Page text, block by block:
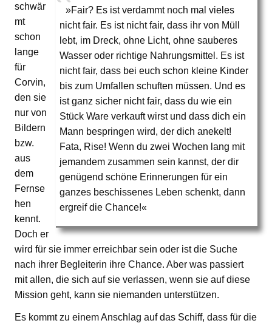
»Fair? Es ist verdammt noch mal vieles
nicht fair. Es ist nicht fair, dass ihr von Müll
lebt, im Dreck, ohne Licht, ohne sauberes
Wasser oder richtige Nahrungsmittel. Es ist
nicht fair, dass bei euch schon kleine Kinder
bis zum Umfallen schuften müssen. Und es
ist ganz sicher nicht fair, dass du wie ein
Stück Ware verkauft wirst und dass dich ein
Mann bespringen wird, der dich anekelt!
Fata, Rise! Wenn du zwei Wochen lang mit
jemandem zusammen sein kannst, der dir
genügend schöne Erinnerungen für ein
ganzes beschissenes Leben schenkt, dann
ergreif die Chance!«
schwär
mt
schon
lange
für
Corvin,
den sie
nur von
Bildern
bzw.
aus
dem
Fernse
hen
kennt.
Doch er
wird für sie immer erreichbar sein oder ist die Suche
nach ihrer Begleiterin ihre Chance. Aber was passiert
mit allen, die sich auf sie verlassen, wenn sie auf diese
Mission geht, kann sie niemanden unterstützen.
Es kommt zu einem Anschlag auf das Schiff, dass für die